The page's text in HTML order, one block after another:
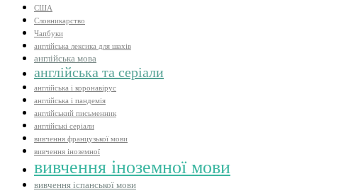
США
Словникарство
Чапбуки
англійська лексика для шахів
англійська мова
англійська та серіали
англійська і коронавірус
англійська і пандемія
англійський письменник
англійські серіали
вивчення французької мови
вивчення іноземної
вивчення іноземної мови
вивчення іспанської мови